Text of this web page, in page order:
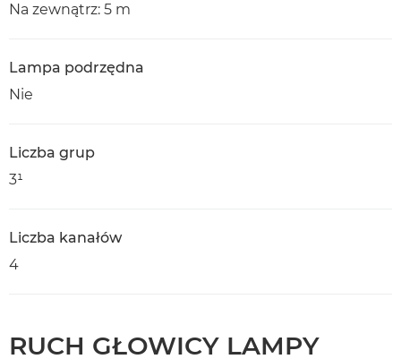
Na zewnątrz: 5 m
Lampa podrzędna
Nie
Liczba grup
3¹
Liczba kanałów
4
RUCH GŁOWICY LAMPY